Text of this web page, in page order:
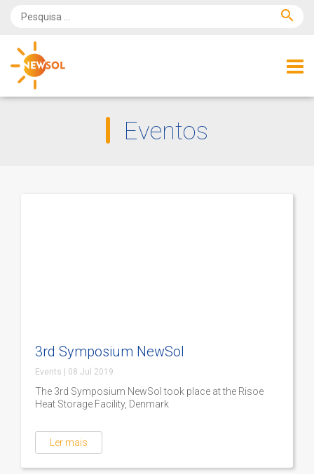
search
Eventos
3rd Symposium NewSol
Events 08 Jul 2019
The 3rd Symposium NewSol took place at the Risoe
Heat Storage Facility, Denmark
Ler mais